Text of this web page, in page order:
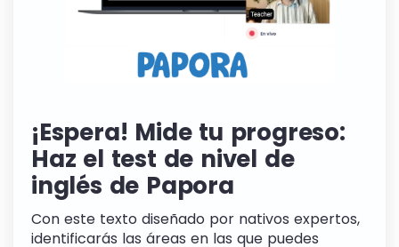
¡Espera! Mide tu progreso:
Haz el test de nivel de
inglés de Papora
Con este texto diseñado por nativos expertos,
identificarás las áreas en las que puedes